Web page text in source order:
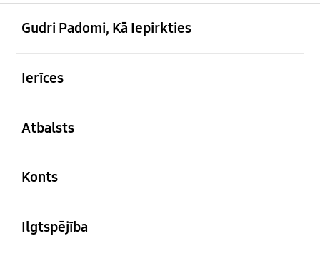
Gudri Padomi, Kā Iepirkties
Ierīces
Atbalsts
Konts
Ilgtspējība